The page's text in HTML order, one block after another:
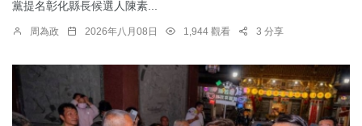
黨提名彰化縣長候選人陳素...
周為政 2026年八月08日 1,944 觀看 3 分享